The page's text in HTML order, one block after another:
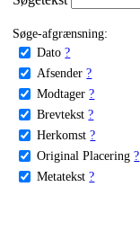
Søge-afgrænsning:
Dato ?
Afsender ?
Modtager ?
Brevtekst ?
Herkomst ?
Original Placering ?
Metatekst ?